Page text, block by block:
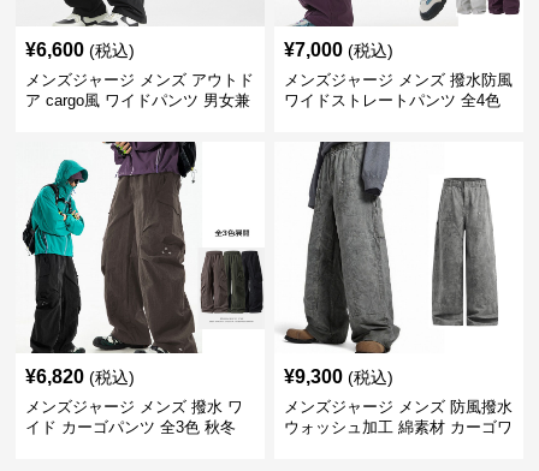
¥6,600 (税込)
メンズジャージ メンズ アウトド
ア cargo風 ワイドパンツ 男女兼
¥7,000 (税込)
メンズジャージ メンズ 撥水防風
ワイドストレートパンツ 全4色
¥6,820 (税込)
メンズジャージ メンズ 撥水 ワ
イド カーゴパンツ 全3色 秋冬
¥9,300 (税込)
メンズジャージ メンズ 防風撥水
ウォッシュ加工 綿素材 カーゴワ